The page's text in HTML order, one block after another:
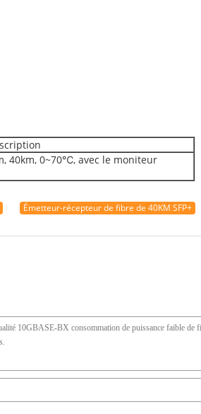
40km, 0~70℃, avec le moniteur
Émetteur-récepteur de fibre de 40KM SFP+